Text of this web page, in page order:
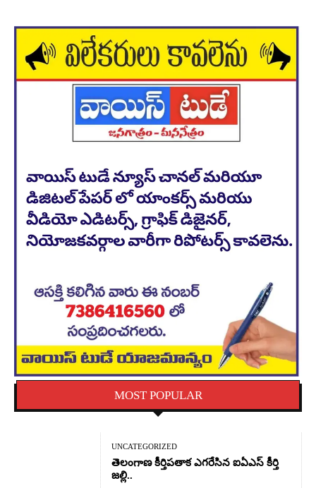
MOST POPULAR
UNCATEGORIZED
తెలంగాణ కీర్తిపతాక ఎగరేసిన ఐఏఎస్ కీర్తి
జల్లి..